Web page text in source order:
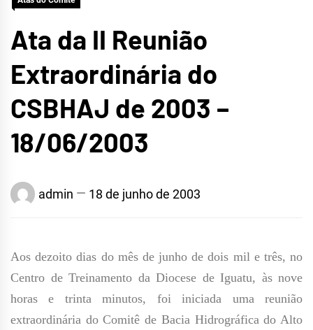
Ata da II Reunião
Extraordinária do
CSBHAJ de 2003 –
18/06/2003
admin 18 de junho de 2003
Aos dezoito dias do mês de junho de dois mil e três, no
Centro de Treinamento da Diocese de Iguatu, às nove
horas e trinta minutos, foi iniciada uma reunião
extraordinária do Comitê de Bacia Hidrográfica do Alto